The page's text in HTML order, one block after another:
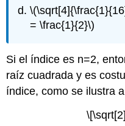
= \frac{1}{2}\)
Si el índice es n=2,
raíz cuadrada y es
índice, como se ilustra